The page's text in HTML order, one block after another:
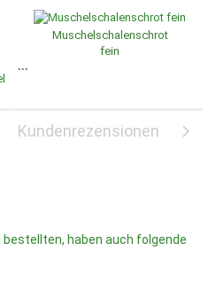
Muschelschalenschrot
fein
```
Kundenrezensionen
bestellten, haben auch folgende